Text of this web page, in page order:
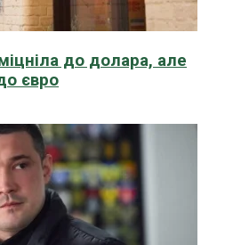
до долара, але
євро